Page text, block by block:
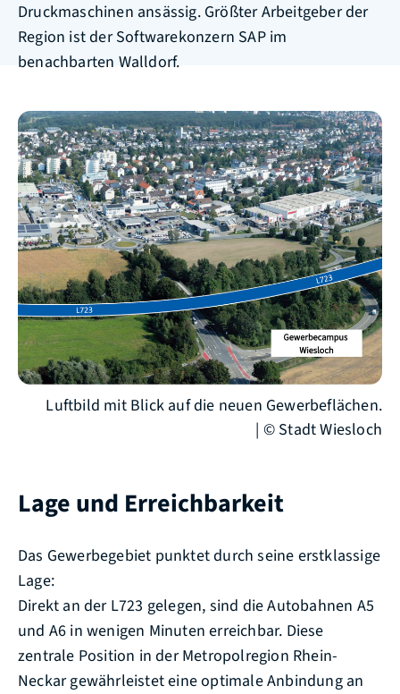
Druckmaschinen ansässig. Größter Arbeitgeber der
Region ist der Softwarekonzern SAP im
benachbarten Walldorf.
Luftbild mit Blick auf die neuen Gewerbeflächen.
| © Stadt Wiesloch
Lage und Erreichbarkeit
Das Gewerbegebiet punktet durch seine erstklassige
Lage:
Direkt an der L723 gelegen, sind die Autobahnen A5
und A6 in wenigen Minuten erreichbar. Diese
zentrale Position in der Metropolregion Rhein-
Neckar gewährleistet eine optimale Anbindung an